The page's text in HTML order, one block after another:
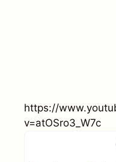
https://
v=atOSro3_W7c